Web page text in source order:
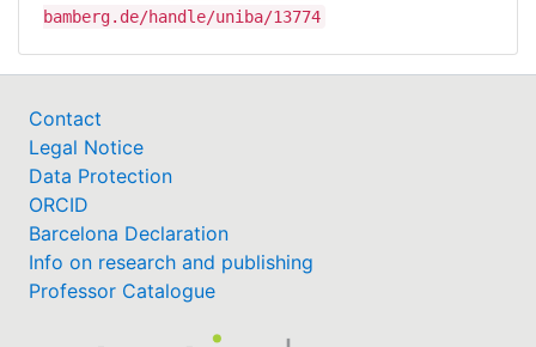
bamberg.de/handle/uniba/13774
Contact
Legal Notice
Data Protection
ORCID
Barcelona Declaration
Info on research and publishing
Professor Catalogue